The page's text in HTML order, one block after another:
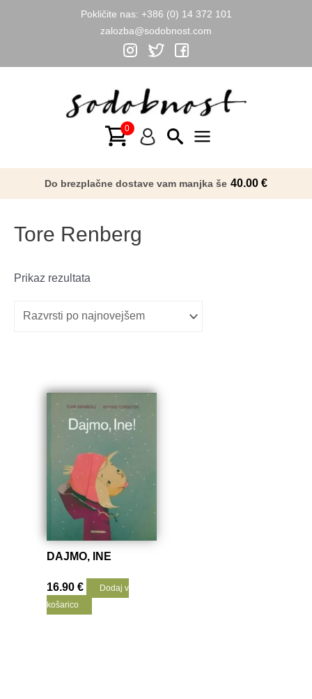
Pokličite nas: +386 (0) 14 372 101
zalozba@sodobnost.com
Menu
Do brezplačne dostave vam manjka še 40.00 €
Tore Renberg
Prikaz rezultata
DAJMO, INE
16.90€
Dodaj v
košarico